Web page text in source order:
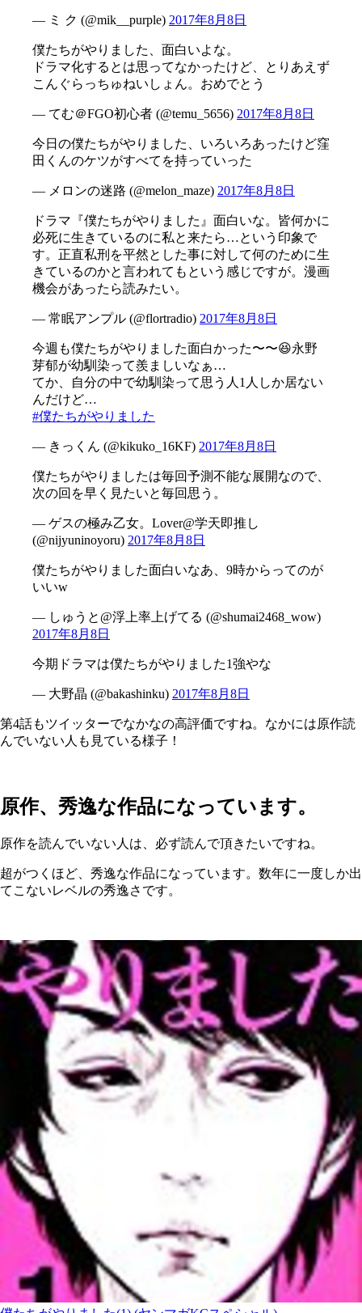
— ミ ク (@mik__purple) 2017年8月8日
僕たちがやりました、面白いよな。
ドラマ化するとは思ってなかったけど、とりあえず
こんぐらっちゅねいしょん。おめでとう
— てむ＠FGO初心者 (@temu_5656) 2017年8月8日
今日の僕たちがやりました、いろいろあったけど窪
田くんのケツがすべてを持っていった
— メロンの迷路 (@melon_maze) 2017年8月8日
ドラマ『僕たちがやりました』面白いな。皆何かに
必死に生きているのに私と来たら…という印象で
す。正直私刑を平然とした事に対して何のために生
きているのかと言われてもという感じですが。漫画
機会があったら読みたい。
— 常眠アンプル (@flortradio) 2017年8月8日
今週も僕たちがやりました面白かった〜〜😆永野
芽郁が幼馴染って羨ましいなぁ…
てか、自分の中で幼馴染って思う人1人しか居ない
んだけど…
#僕たちがやりました
— きっくん (@kikuko_16KF) 2017年8月8日
僕たちがやりましたは毎回予測不能な展開なので、
次の回を早く見たいと毎回思う。
— ゲスの極み乙女。Lover@学天即推し
(@nijyuninoyoru) 2017年8月8日
僕たちがやりました面白いなあ、9時からってのが
いいw
— しゅうと@浮上率上げてる (@shumai2468_wow)
2017年8月8日
今期ドラマは僕たちがやりました1強やな
— 大野晶 (@bakashinku) 2017年8月8日
第4話もツイッターでなかなの高評価ですね。なかには原作読
んでいない人も見ている様子！
原作、秀逸な作品になっています。
原作を読んでいない人は、必ず読んで頂きたいですね。
超がつくほど、秀逸な作品になっています。数年に一度しか出
てこないレベルの秀逸さです。